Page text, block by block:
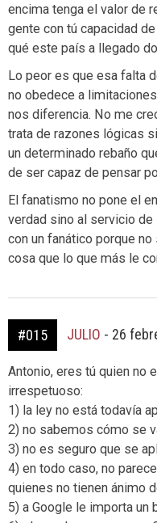
encima tenga el valor de
gente con tú capacidad
qué este país a llegado
Lo peor es que esa falta
no obedece a
nos diferencia. No me
trata de razones lógicas
un determinado rebaño
de ser capaz de pensar
El fanatismo no pone el
verdad sino al servicio
con un fanático porque
cosa que lo que más le
#015 JULIO - 26
Antonio, eres tú quien no
irrespetuoso:
1) la ley no está todavía
2) no sabemos cómo se
3) no es seguro que se
4) en todo caso, no
quienes no tienen ánimo
5) a Google le importa un